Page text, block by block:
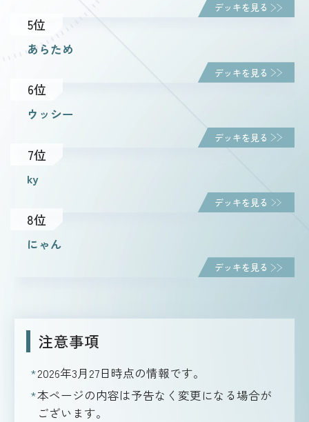
デッキを見る
5位
あらため
デッキを見る
6位
ウッシー
デッキを見る
7位
ky
デッキを見る
8位
にゃん
デッキを見る
注意事項
2026年3月27日時点の情報です。
本ページの内容は予告なく変更になる場合が
ございます。